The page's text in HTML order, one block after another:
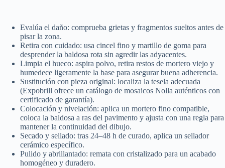
Evalúa el daño: comprueba grietas y fragmentos sueltos antes de
pisar la zona.
Retira con cuidado: usa cincel fino y martillo de goma para
desprender la baldosa rota sin agredir las adyacentes.
Limpia el hueco: aspira polvo, retira restos de mortero viejo y
humedece ligeramente la base para asegurar buena adherencia.
Sustitución con pieza original: localiza la tesela adecuada
(Expobrill ofrece un catálogo de mosaicos Nolla auténticos con
certificado de garantía).
Colocación y nivelación: aplica un mortero fino compatible,
coloca la baldosa a ras del pavimento y ajusta con una regla para
mantener la continuidad del dibujo.
Secado y sellado: tras 24–48 h de curado, aplica un sellador
cerámico específico.
Pulido y abrillantado: remata con cristalizado para un acabado
homogéneo y duradero.